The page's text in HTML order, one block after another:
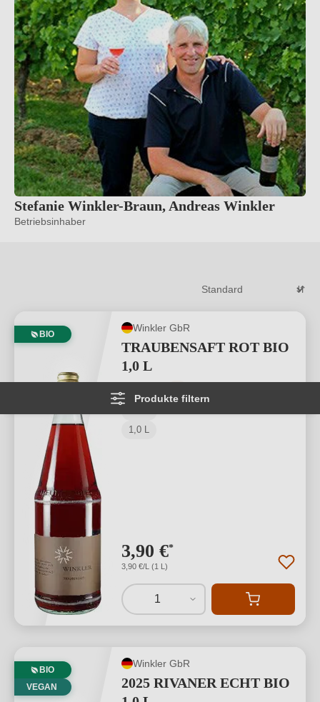
Stefanie Winkler-Braun, Andreas Winkler
Betriebsinhaber
Produkte filtern
BIO
Winkler GbR
TRAUBENSAFT ROT BIO
1,0 L
Durchschnittliche Bewertung von 5
1,0 L
3,90 €*
3,90 €/L (1 L)
1
BIO
VEGAN
Winkler GbR
2025 RIVANER ECHT BIO